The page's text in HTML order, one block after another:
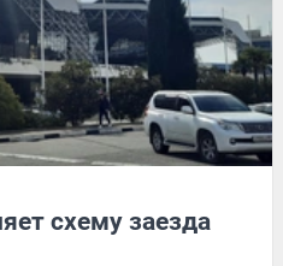
схему заезда